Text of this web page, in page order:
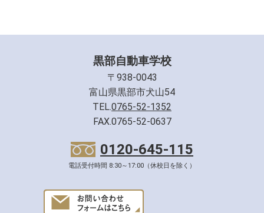
黒部自動車学校
〒938-0043
富山県黒部市犬山54
TEL.0765-52-1352
FAX.0765-52-0637
0120-645-115
電話受付時間 8:30～17:00（休校日を除く）